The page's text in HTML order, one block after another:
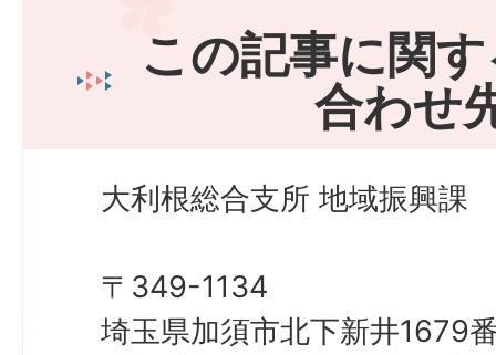
この記事に関
合わせ
大利根総合支所 地域振興課
〒349-1134
埼玉県加須市北下新井1679